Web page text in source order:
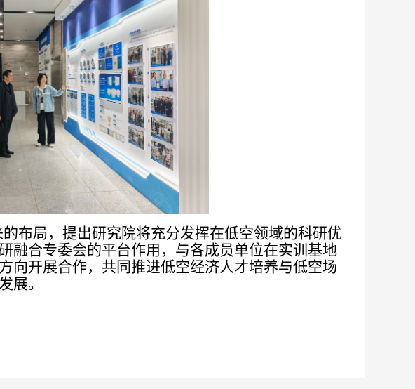
布局，提出研究院将充分发挥在低空领域的科研优
融合专委会的平台作用 ， 与各成员单位在实训基地
向开展合作， 共同推进低空经济人才培养与低空场
展。